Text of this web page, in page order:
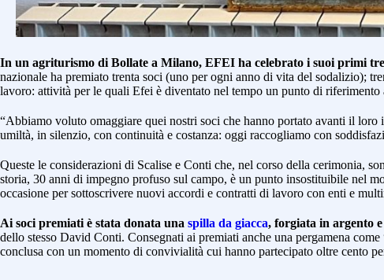
In un agriturismo di Bollate a Milano, EFEI ha celebrato i suoi primi
nazionale ha premiato trenta soci (uno per ogni anno di vita del sodalizio);
lavoro: attività per le quali Efei è diventato nel tempo un punto di riferimento
“Abbiamo voluto omaggiare quei nostri soci che hanno portato avanti il
umiltà, in silenzio, con continuità e costanza: oggi raccogliamo con
Queste le considerazioni di Scalise e Conti che, nel corso della cerimonia,
storia, 30 anni di impegno profuso sul campo, è un punto insostituibile nel
occasione per sottoscrivere nuovi accordi e contratti di lavoro con enti e
Ai soci premiati è stata donata una spilla da giacca, forgiata in argento
dello stesso David Conti. Consegnati ai premiati anche una pergamena come
conclusa con un momento di convivialità cui hanno partecipato oltre cento